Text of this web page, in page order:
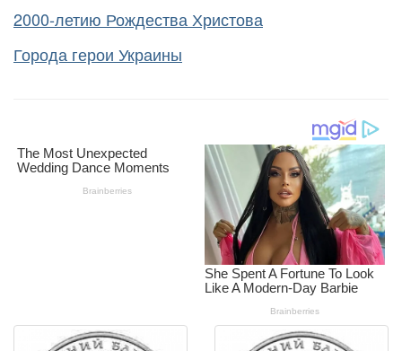
2000-летию Рождества Христова
Города герои Украины